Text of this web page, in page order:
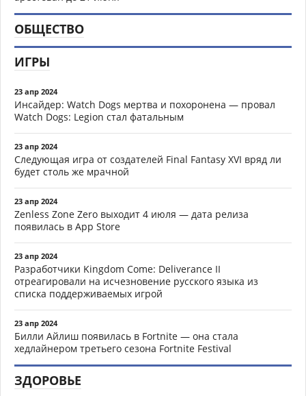
ОБЩЕСТВО
ИГРЫ
23 апр 2024
Инсайдер: Watch Dogs мертва и похоронена — провал
Watch Dogs: Legion стал фатальным
23 апр 2024
Следующая игра от создателей Final Fantasy XVI вряд ли
будет столь же мрачной
23 апр 2024
Zenless Zone Zero выходит 4 июля — дата релиза
появилась в App Store
23 апр 2024
Разработчики Kingdom Come: Deliverance II
отреагировали на исчезновение русского языка из
списка поддерживаемых игрой
23 апр 2024
Билли Айлиш появилась в Fortnite — она стала
хедлайнером третьего сезона Fortnite Festival
ЗДОРОВЬЕ